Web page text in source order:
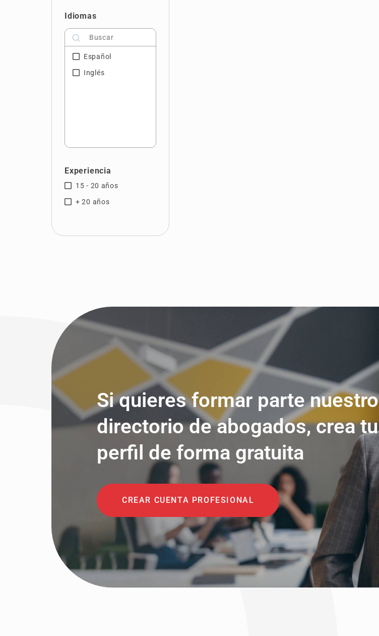
Jaén
La Rioja
Las Palmas
Navarra
Orense
Pontevedra
Sevilla
Vizcaya
Zamora
Zaragoza
Idiomas
Español
Inglés
Experiencia
15 - 20 años
+ 20 años
Si quieres formar parte nuestro
directorio de abogados, crea tu
perfil de forma gratuita
CREAR CUENTA PROFESIONAL